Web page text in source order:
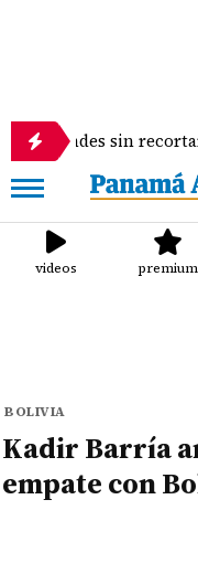
sin recortar tránsitos
videos premium
BOLIVIA
Kadir Barría
empate con